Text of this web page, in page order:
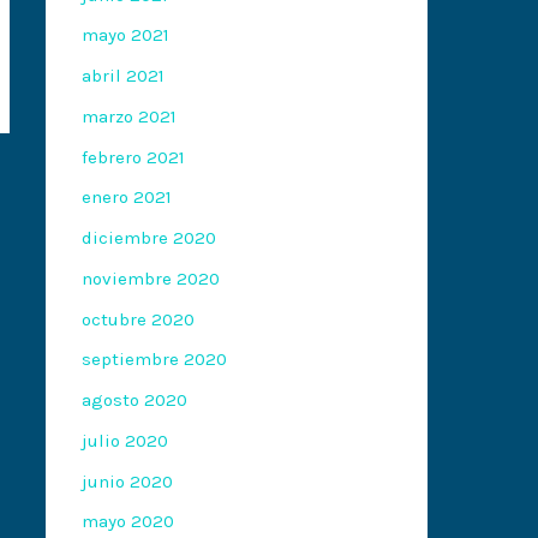
mayo 2021
abril 2021
marzo 2021
febrero 2021
enero 2021
diciembre 2020
noviembre 2020
octubre 2020
septiembre 2020
agosto 2020
julio 2020
junio 2020
mayo 2020